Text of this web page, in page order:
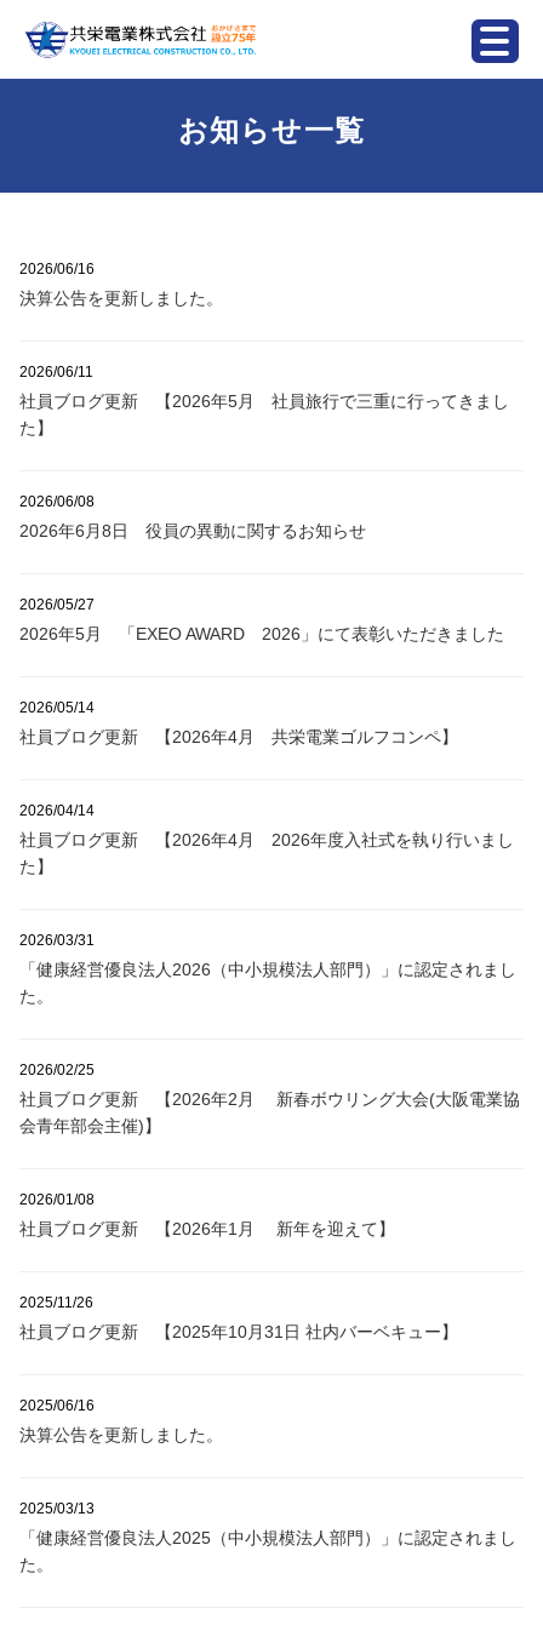
お知らせ一覧
2026/06/16
決算公告を更新しました。
2026/06/11
社員ブログ更新 【2026年5月 社員旅行で三重に行ってきまし
た】
2026/06/08
2026年6月8日 役員の異動に関するお知らせ
2026/05/27
2026年5月 「EXEO AWARD 2026」にて表彰いただきました
2026/05/14
社員ブログ更新 【2026年4月 共栄電業ゴルフコンペ】
2026/04/14
社員ブログ更新 【2026年4月 2026年度入社式を執り行いまし
た】
2026/03/31
「健康経営優良法人2026（中小規模法人部門）」に認定されまし
た。
2026/02/25
社員ブログ更新 【2026年2月 新春ボウリング大会(大阪電業協
会青年部会主催)】
2026/01/08
社員ブログ更新 【2026年1月 新年を迎えて】
2025/11/26
社員ブログ更新 【2025年10月31日 社内バーベキュー】
2025/06/16
決算公告を更新しました。
2025/03/13
「健康経営優良法人2025（中小規模法人部門）」に認定されまし
た。